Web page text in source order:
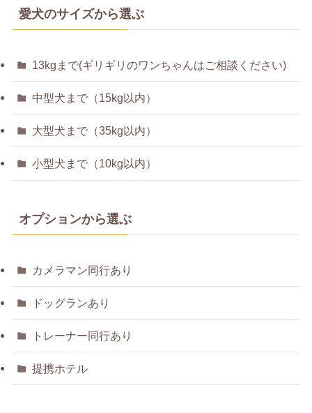
愛犬のサイズから選ぶ
13kgまで(ギリギリのワンちゃんはご相談ください)
中型犬まで（15kg以内）
大型犬まで（35kg以内）
小型犬まで（10kg以内）
オプションから選ぶ
カメラマン同行あり
ドッグランあり
トレーナー同行あり
提携ホテル